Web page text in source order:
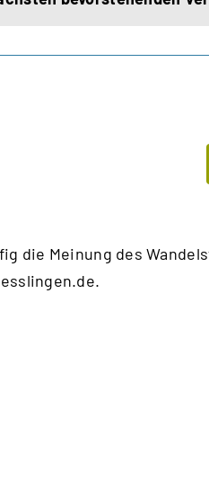
die Meinung des
.